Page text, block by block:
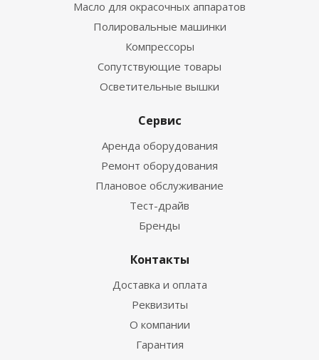
Масло для окрасочных аппаратов
Полировальные машинки
Компрессоры
Сопутствующие товары
Осветительные вышки
Сервис
Аренда оборудования
Ремонт оборудования
Плановое обслуживание
Тест-драйв
Бренды
Контакты
Доставка и оплата
Реквизиты
О компании
Гарантия